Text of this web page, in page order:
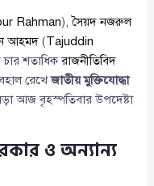
Rahman),সৈয়দ নজরুল
আহমদ (Tajuddin
চার শতাধিকরাজনীতিবিদ
রেখেজাতীয় মুক্তিযোদ্ধা
আজ বৃহস্পতিবার উপদেষ্টা
ও অন্যান্য